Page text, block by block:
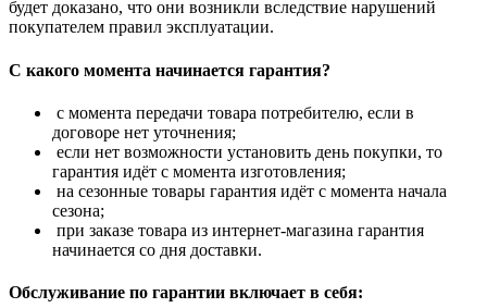
будет доказано, что они возникли вследствие нарушений
покупателем правил эксплуатации.
С какого момента начинается гарантия?
с момента передачи товара потребителю, если в
договоре нет уточнения;
если нет возможности установить день покупки, то
гарантия идёт с момента изготовления;
на сезонные товары гарантия идёт с момента начала
сезона;
при заказе товара из интернет-магазина гарантия
начинается со дня доставки.
Обслуживание по гарантии включает в себя: